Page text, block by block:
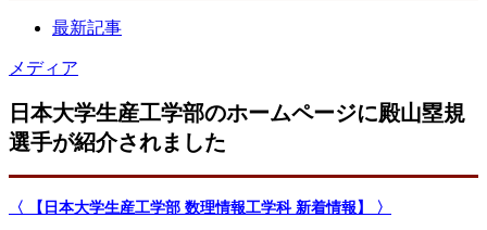
最新記事
メディア
日本大学生産工学部のホームページに殿山塁規
選手が紹介されました
〈 【日本大学生産工学部 数理情報工学科 新着情報】 〉